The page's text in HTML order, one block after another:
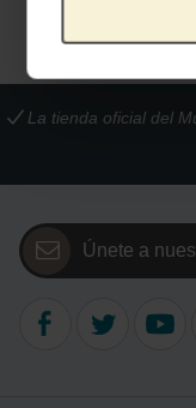
La tienda oficial del
Únete a